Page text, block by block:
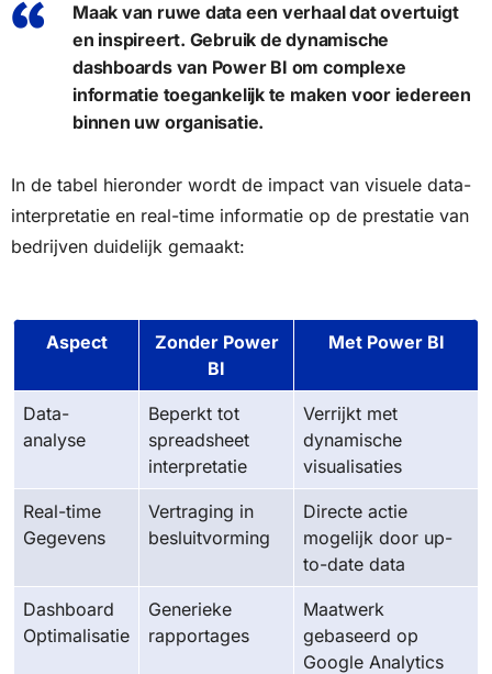
Maak van ruwe data een verhaal dat overtuigt
en inspireert. Gebruik de dynamische
dashboards van Power BI om complexe
informatie toegankelijk te maken voor iedereen
binnen uw organisatie.
In de tabel hieronder wordt de impact van visuele data-
interpretatie en real-time informatie op de prestatie van
bedrijven duidelijk gemaakt:
Aspect
Zonder Power
BI
Met Power BI
Data-
analyse
Beperkt tot
spreadsheet
interpretatie
Verrijkt met
dynamische
visualisaties
Real-time
Gegevens
Vertraging in
besluitvorming
Directe actie
mogelijk door up-
to-date data
Dashboard
Optimalisatie
Generieke
rapportages
Maatwerk
gebaseerd op
Google Analytics